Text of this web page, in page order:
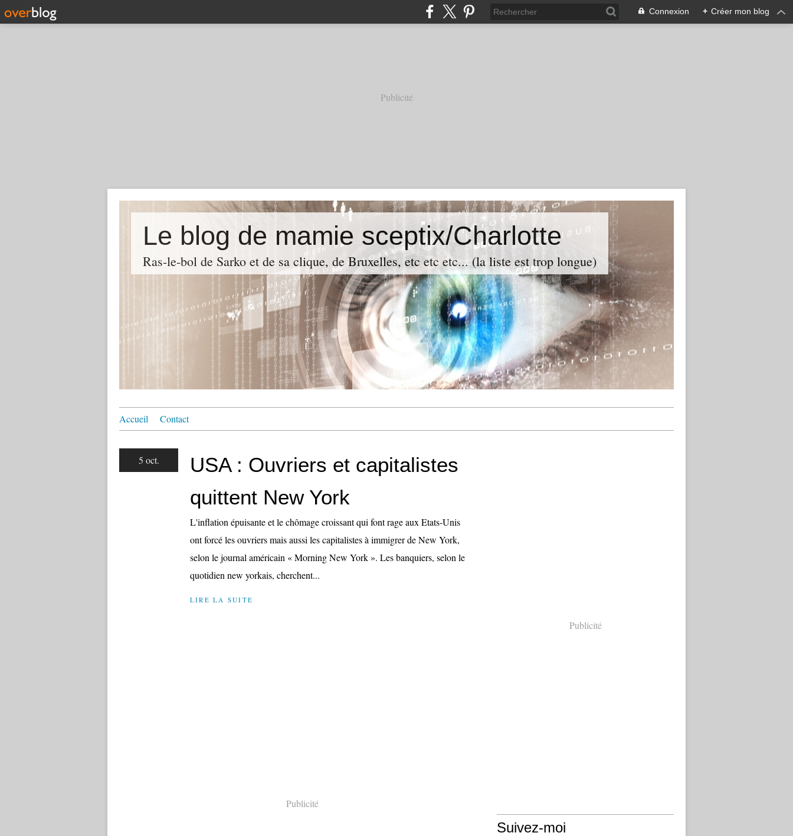
Connexion + Créer mon blog
Publicité
Le blog de mamie sceptix/Charlotte
Ras-le-bol de Sarko et de sa clique, de Bruxelles, etc etc etc... (la liste est trop longue)
Accueil Contact
5 oct.
USA : Ouvriers et capitalistes
quittent New York
L'inflation épuisante et le chômage croissant qui font rage aux Etats-Unis
ont forcé les ouvriers mais aussi les capitalistes à immigrer de New York,
selon le journal américain « Morning New York ». Les banquiers, selon le
quotidien new yorkais, cherchent...
LIRE LA SUITE
Publicité
Publicité
Suivez-moi